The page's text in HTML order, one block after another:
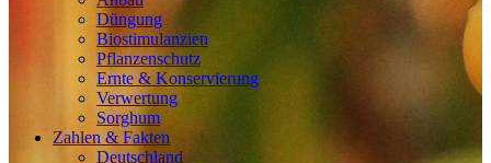
Düngung
Biostimulanzien
Pflanzenschutz
Ernte & Konservierung
Verwertung
Sorghum
Zahlen & Fakten
Deutschland